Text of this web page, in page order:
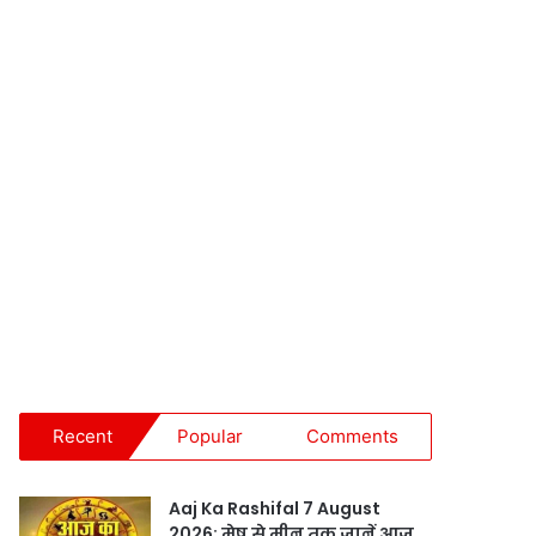
Recent Popular Comments
Aaj Ka Rashifal 7 August